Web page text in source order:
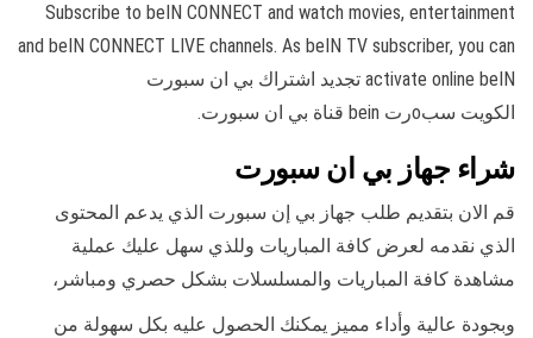
Subscribe to beIN CONNECT and watch movies, entertainment
and beIN CONNECT LIVE channels. As beIN TV subscriber, you can
activate online beIN تجديد اشتراك بي ان سبورت
الكويت سبoرت bein قناة بي ان سبورت.
شراء جهاز بي ان سبورت
قم الان بتقديم طلب جهاز بي إن سبورت الذي يدعم المحتوى
الذي نقدمه لعرض كافة المباريات وللذي سهل عليك عملية
مشاهدة كافة المباريات والمسلسلات بشكل حصري ومباشر،
وبجودة عالية وأداء مميز يمكنك الحصول عليه بكل سهولة من